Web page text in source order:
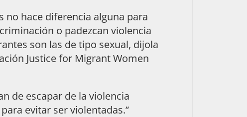
no hace diferencia alguna para
o padezcan violencia
son las de tipo sexual, dijola
Justice for Migrant Women
de escapar de la violencia
evitar ser violentadas.”